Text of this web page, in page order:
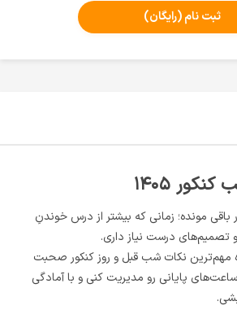
ثبت نام(رایگان)
باقی مونده؛ زمانی که بیشتر از درس خوندنِ
تصمیم‌های درست نیاز داری.
مهم‌ترین نکات شب قبل و روز کنکور صحبت
پایانی رو مدیریت کنی و با آمادگی